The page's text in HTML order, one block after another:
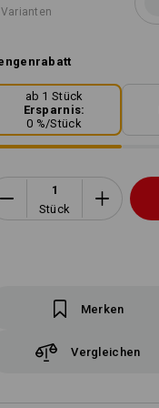
ab 1 Stück
Ersparnis:
0 %/Stück
Stück
Merken
Vergleichen